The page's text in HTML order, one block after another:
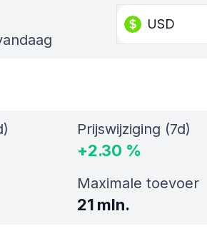
USD
Prijswijziging (7d)
+2.30 %
Maximale toevoer
21 mln.